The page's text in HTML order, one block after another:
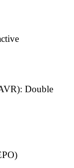
Double